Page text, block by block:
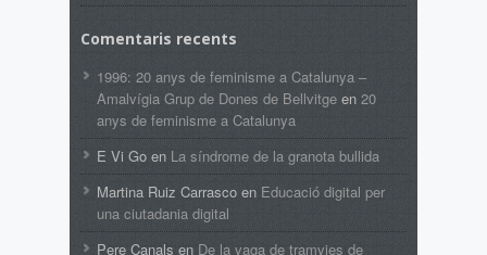
Comentaris recents
1996: 20 anys de feminisme a Catalunya –
Amalvígia Grup de Dones de Bellvitge en 20
anys de feminisme a Catalunya
E Vi Go en La síndrome de la granota bullida
Martina Ruiz Carrasco en Educació digital per
una ciutadania digital
Pere Canals en De la vaga de tramvies de